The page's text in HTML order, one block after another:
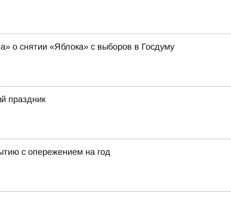
о снятии «Яблока» с выборов в Госдуму
праздник
с опережением на год